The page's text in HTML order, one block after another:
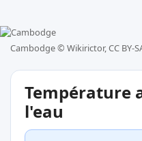
Cambodge © Wikirictor, CC BY-
Température
l'eau